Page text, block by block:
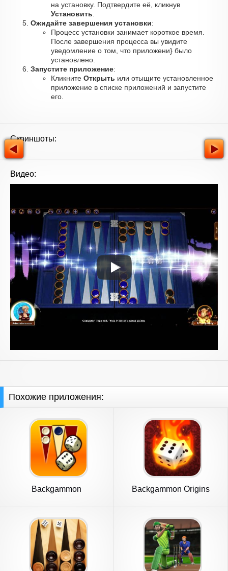
на установку. Подтвердите её, кликнув
Установить
Ожидайте завершения установки:
Процесс установки занимает короткое время.
После завершения процесса вы увидите
уведомление о том, что приложени} было
установлено.
Запустите приложение:
Кликните Открыть или отыщите установленное
приложение в списке приложений и запустите
его.
Скриншоты:
Видео:
Похожие приложения:
Backgammon
Backgammon Origins